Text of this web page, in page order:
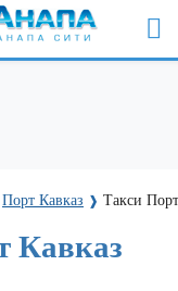
Порт Кавказ ❱ Такси
Кавказ